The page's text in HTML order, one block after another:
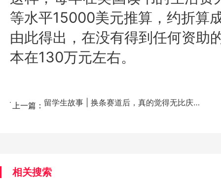
等水平15000美元推算，约折算
由此得出，在没有得到任何资助
本在130万元左右。
上一篇： 留学生故事 | 换条赛道后，真的觉得无比庆幸！...
相关搜索